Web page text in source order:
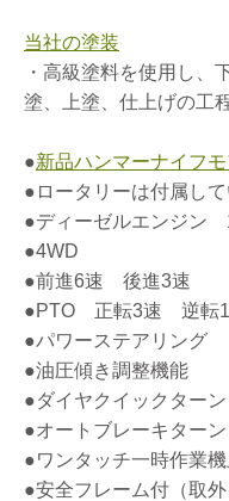
当社の塗装
・高級塗料を使用し、
塗、上塗、仕上げの工
●新品ハンマーナイフ
●ロータリーは付属し
●ディーゼルエンジン
●4WD
●前進6速 後進3速
●PTO 正転3速 逆転
●パワーステアリング
●油圧傾き調整機能
●ダイヤクイックターン
●オートブレーキターン
●ワンタッチ一時作業
●安全フレーム付（取外